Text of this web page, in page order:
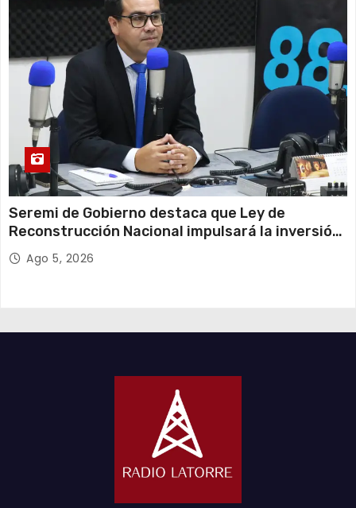
Seremi de Gobierno destaca que Ley de
Reconstrucción Nacional impulsará la inversión
y el empleo en Tarapacá
Ago 5, 2026